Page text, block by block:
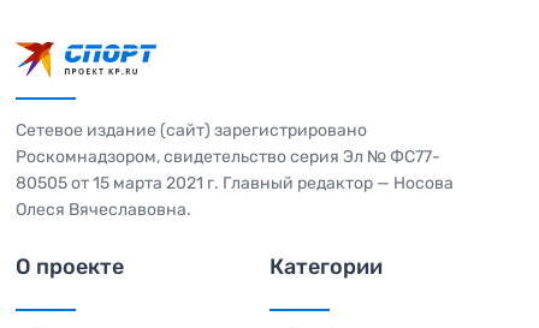
Сетевое издание (сайт) зарегистрировано
Роскомнадзором, свидетельство серия Эл № ФС77-
80505 от 15 марта 2021 г. Главный редактор — Носова
Олеся Вячеславовна.
О проекте Категории